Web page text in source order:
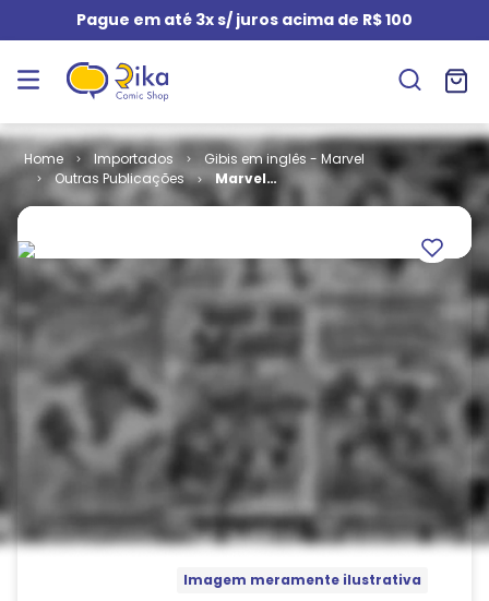
Pague em até 3x s/ juros acima de R$ 100
Importados
Gibis em inglês - Marvel
Outras Publicações
Marvel
Knights -
Imagem meramente ilustrativa